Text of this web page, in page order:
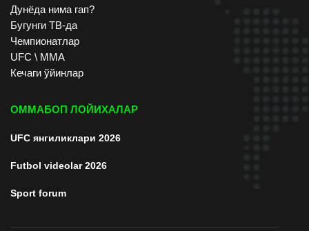
Дунёда нима гап?
Бугунги ТВ-да
Чемпионатлар
UFC \ ММА
Кечаги ўйинлар
ОММАБОП ЛОЙИХАЛАР
UFC янгиликлари 2026
Futbol videolar 2026
Sport forum